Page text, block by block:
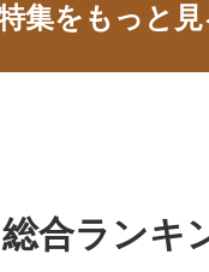
集をもっと
総合ランキ